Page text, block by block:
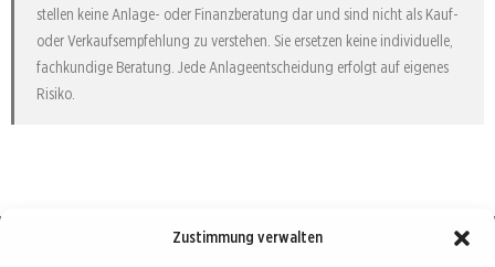
Zustimmung verwalten
stellen keine Anlage- oder Finanzberatung dar und sind nicht als Kauf-
oder Verkaufsempfehlung zu verstehen. Sie ersetzen keine individuelle,
fachkundige Beratung. Jede Anlageentscheidung erfolgt auf eigenes
Risiko.
Börse : lokal, international, global